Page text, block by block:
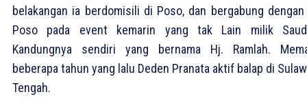
belakangan ia berdomisili di Poso, dan bergabung dengan
Poso pada event kemarin yang tak Lain milik
Kandungnya sendiri yang bernama Hj. Ramlah.
beberapa tahun yang lalu Deden Pranata aktif balap di
Tengah.